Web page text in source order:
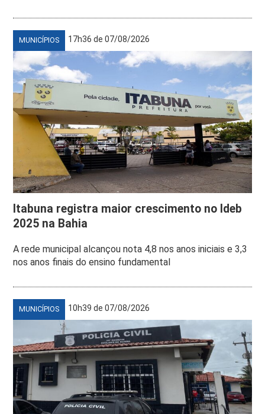
MUNICÍPIOS 17h36 de 07/08/2026
Itabuna registra maior crescimento no Ideb
2025 na Bahia
A rede municipal alcançou nota 4,8 nos anos iniciais e 3,3
nos anos finais do ensino fundamental
MUNICÍPIOS 10h39 de 07/08/2026